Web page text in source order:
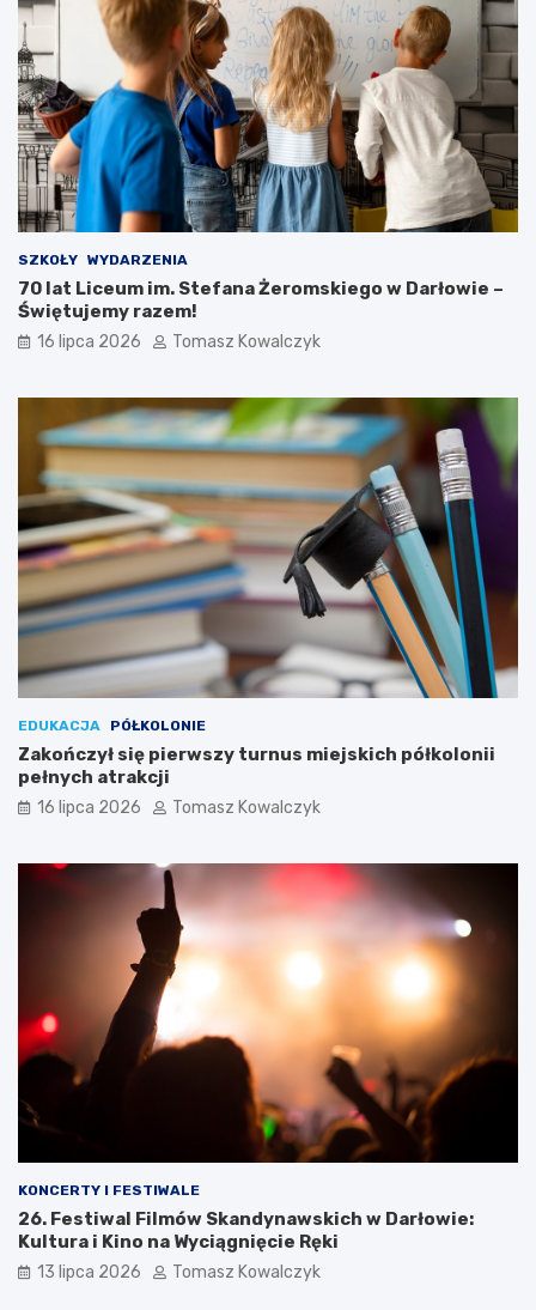
SZKOŁY WYDARZENIA
70 lat Liceum im. Stefana Żeromskiego w Darłowie –
Świętujemy razem!
16 lipca 2026 Tomasz Kowalczyk
EDUKACJA PÓŁKOLONIE
Zakończył się pierwszy turnus miejskich półkolonii
pełnych atrakcji
16 lipca 2026 Tomasz Kowalczyk
KONCERTY I FESTIWALE
26. Festiwal Filmów Skandynawskich w Darłowie:
Kultura i Kino na Wyciągnięcie Ręki
13 lipca 2026 Tomasz Kowalczyk